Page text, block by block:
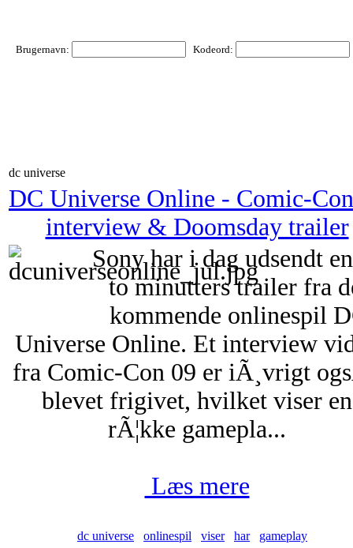
Brugernavn: Kodeord:
dc universe
DC Universe Online - Comic-
interview & Doomsday trailer
Sony har i dag udsendt
to minutters trailer fra
kommende onlinespil
Universe Online. Et interview
fra Comic-Con 09 er iÃ¸vrigt
blevet frigivet, hvilket viser en
rÃ¦kke gamepla...
Læs mere
dc universe onlinespil viser har gameplay